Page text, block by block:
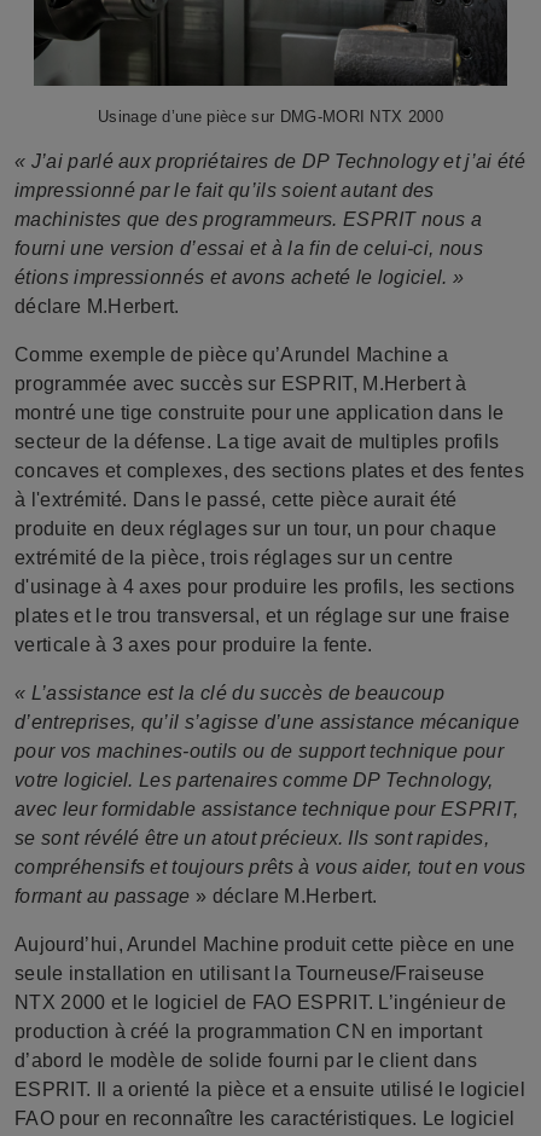
Usinage d’une pièce sur DMG-MORI NTX 2000
« J’ai parlé aux propriétaires de DP Technology et j’ai été
impressionné par le fait qu’ils soient autant des
machinistes que des programmeurs. ESPRIT nous a
fourni une version d’essai et à la fin de celui-ci, nous
étions impressionnés et avons acheté le logiciel. »
déclare M.Herbert.
Comme exemple de pièce qu’Arundel Machine a
programmée avec succès sur ESPRIT, M.Herbert à
montré une tige construite pour une application dans le
secteur de la défense. La tige avait de multiples profils
concaves et complexes, des sections plates et des fentes
à l'extrémité. Dans le passé, cette pièce aurait été
produite en deux réglages sur un tour, un pour chaque
extrémité de la pièce, trois réglages sur un centre
d'usinage à 4 axes pour produire les profils, les sections
plates et le trou transversal, et un réglage sur une fraise
verticale à 3 axes pour produire la fente.
« L’assistance est la clé du succès de beaucoup
d’entreprises, qu’il s’agisse d’une assistance mécanique
pour vos machines-outils ou de support technique pour
votre logiciel. Les partenaires comme DP Technology,
avec leur formidable assistance technique pour ESPRIT,
se sont révélé être un atout précieux. Ils sont rapides,
compréhensifs et toujours prêts à vous aider, tout en vous
formant au passage » déclare M.Herbert.
Aujourd’hui, Arundel Machine produit cette pièce en une
seule installation en utilisant la Tourneuse/Fraiseuse
NTX 2000 et le logiciel de FAO ESPRIT. L’ingénieur de
production à créé la programmation CN en important
d’abord le modèle de solide fourni par le client dans
ESPRIT. Il a orienté la pièce et a ensuite utilisé le logiciel
FAO pour en reconnaître les caractéristiques. Le logiciel